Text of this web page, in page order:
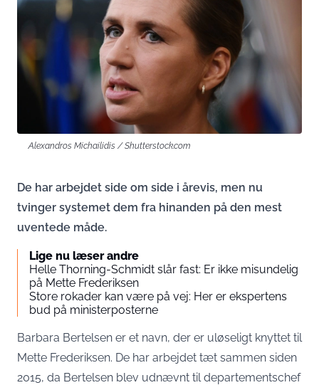
Alexandros Michailidis / Shutterstock.com
De har arbejdet side om side i årevis, men nu
tvinger systemet dem fra hinanden på den mest
uventede måde.
Lige nu læser andre
Helle Thorning-Schmidt slår fast: Er ikke misundelig
på Mette Frederiksen
Store rokader kan være på vej: Her er ekspertens
bud på ministerposterne
Barbara Bertelsen er et navn, der er uløseligt knyttet til
Mette Frederiksen. De har arbejdet tæt sammen siden
2015, da Bertelsen blev udnævnt til departementschef